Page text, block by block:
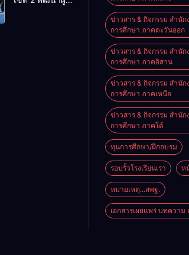
ข่าวสาร & กิจกรรม สำนั
การศึกษา ภาคตะวันออก
ข่าวสาร & กิจกรรม สำนั
การศึกษา ภาคอิสาน
ข่าวสาร & กิจกรรม สำนั
การศึกษา ภาคเหนือ
ข่าวสาร & กิจกรรม สำนั
การศึกษา ภาคใต้
ทุนการศึกษา/ฝึกอบรม
รอบรั้วโรงเรียนเรา ห
หมายเหตุ...สพฐ.
เอกสารเผยแพร่ บทความ